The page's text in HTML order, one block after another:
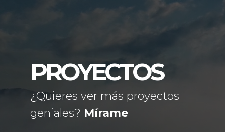
PROYECTOS
¿Quieres ver más proyectos
geniales? Mírame